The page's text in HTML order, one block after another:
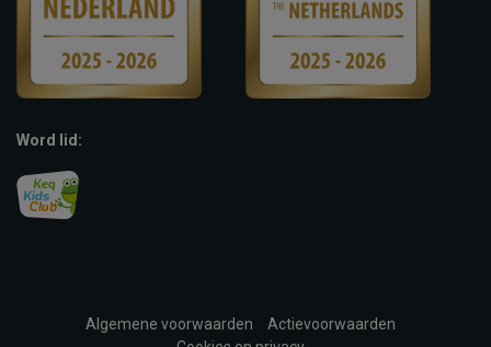
Word lid:
Algemene voorwaarden
Actievoorwaarden